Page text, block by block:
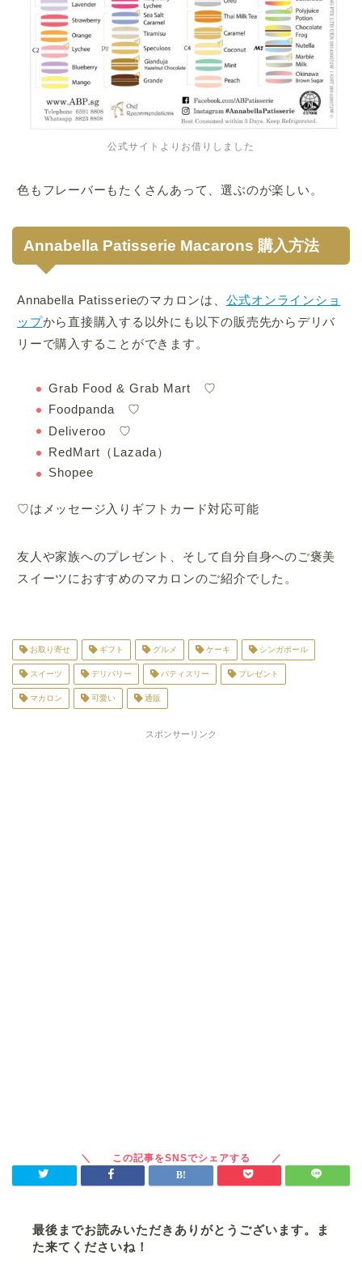
公式サイトよりお借りしました
色もフレーバーもたくさんあって、選ぶのが楽しい。
Annabella Patisserie Macarons 購入方法
Annabella Patisserieのマカロンは、 公式オンラインショ
ップから直接購入する以外にも以下の販売先からデリバ
リーで購入することができます。
Grab Food & Grab Mart ♡
Foodpanda ♡
Deliveroo ♡
RedMart（Lazada）
Shopee
♡はメッセージ入りギフトカード対応可能
友人や家族へのプレゼント、そして自分自身へのご褒美
スイーツにおすすめのマカロンのご紹介でした。
お取り寄せ ギフト グルメ ケーキ シンガポール
スイーツ デリバリー パティスリー プレゼント
マカロン 可愛い 通販
スポンサーリンク
最後までお読みいただきありがとうございます。ま
た来てくださいね！